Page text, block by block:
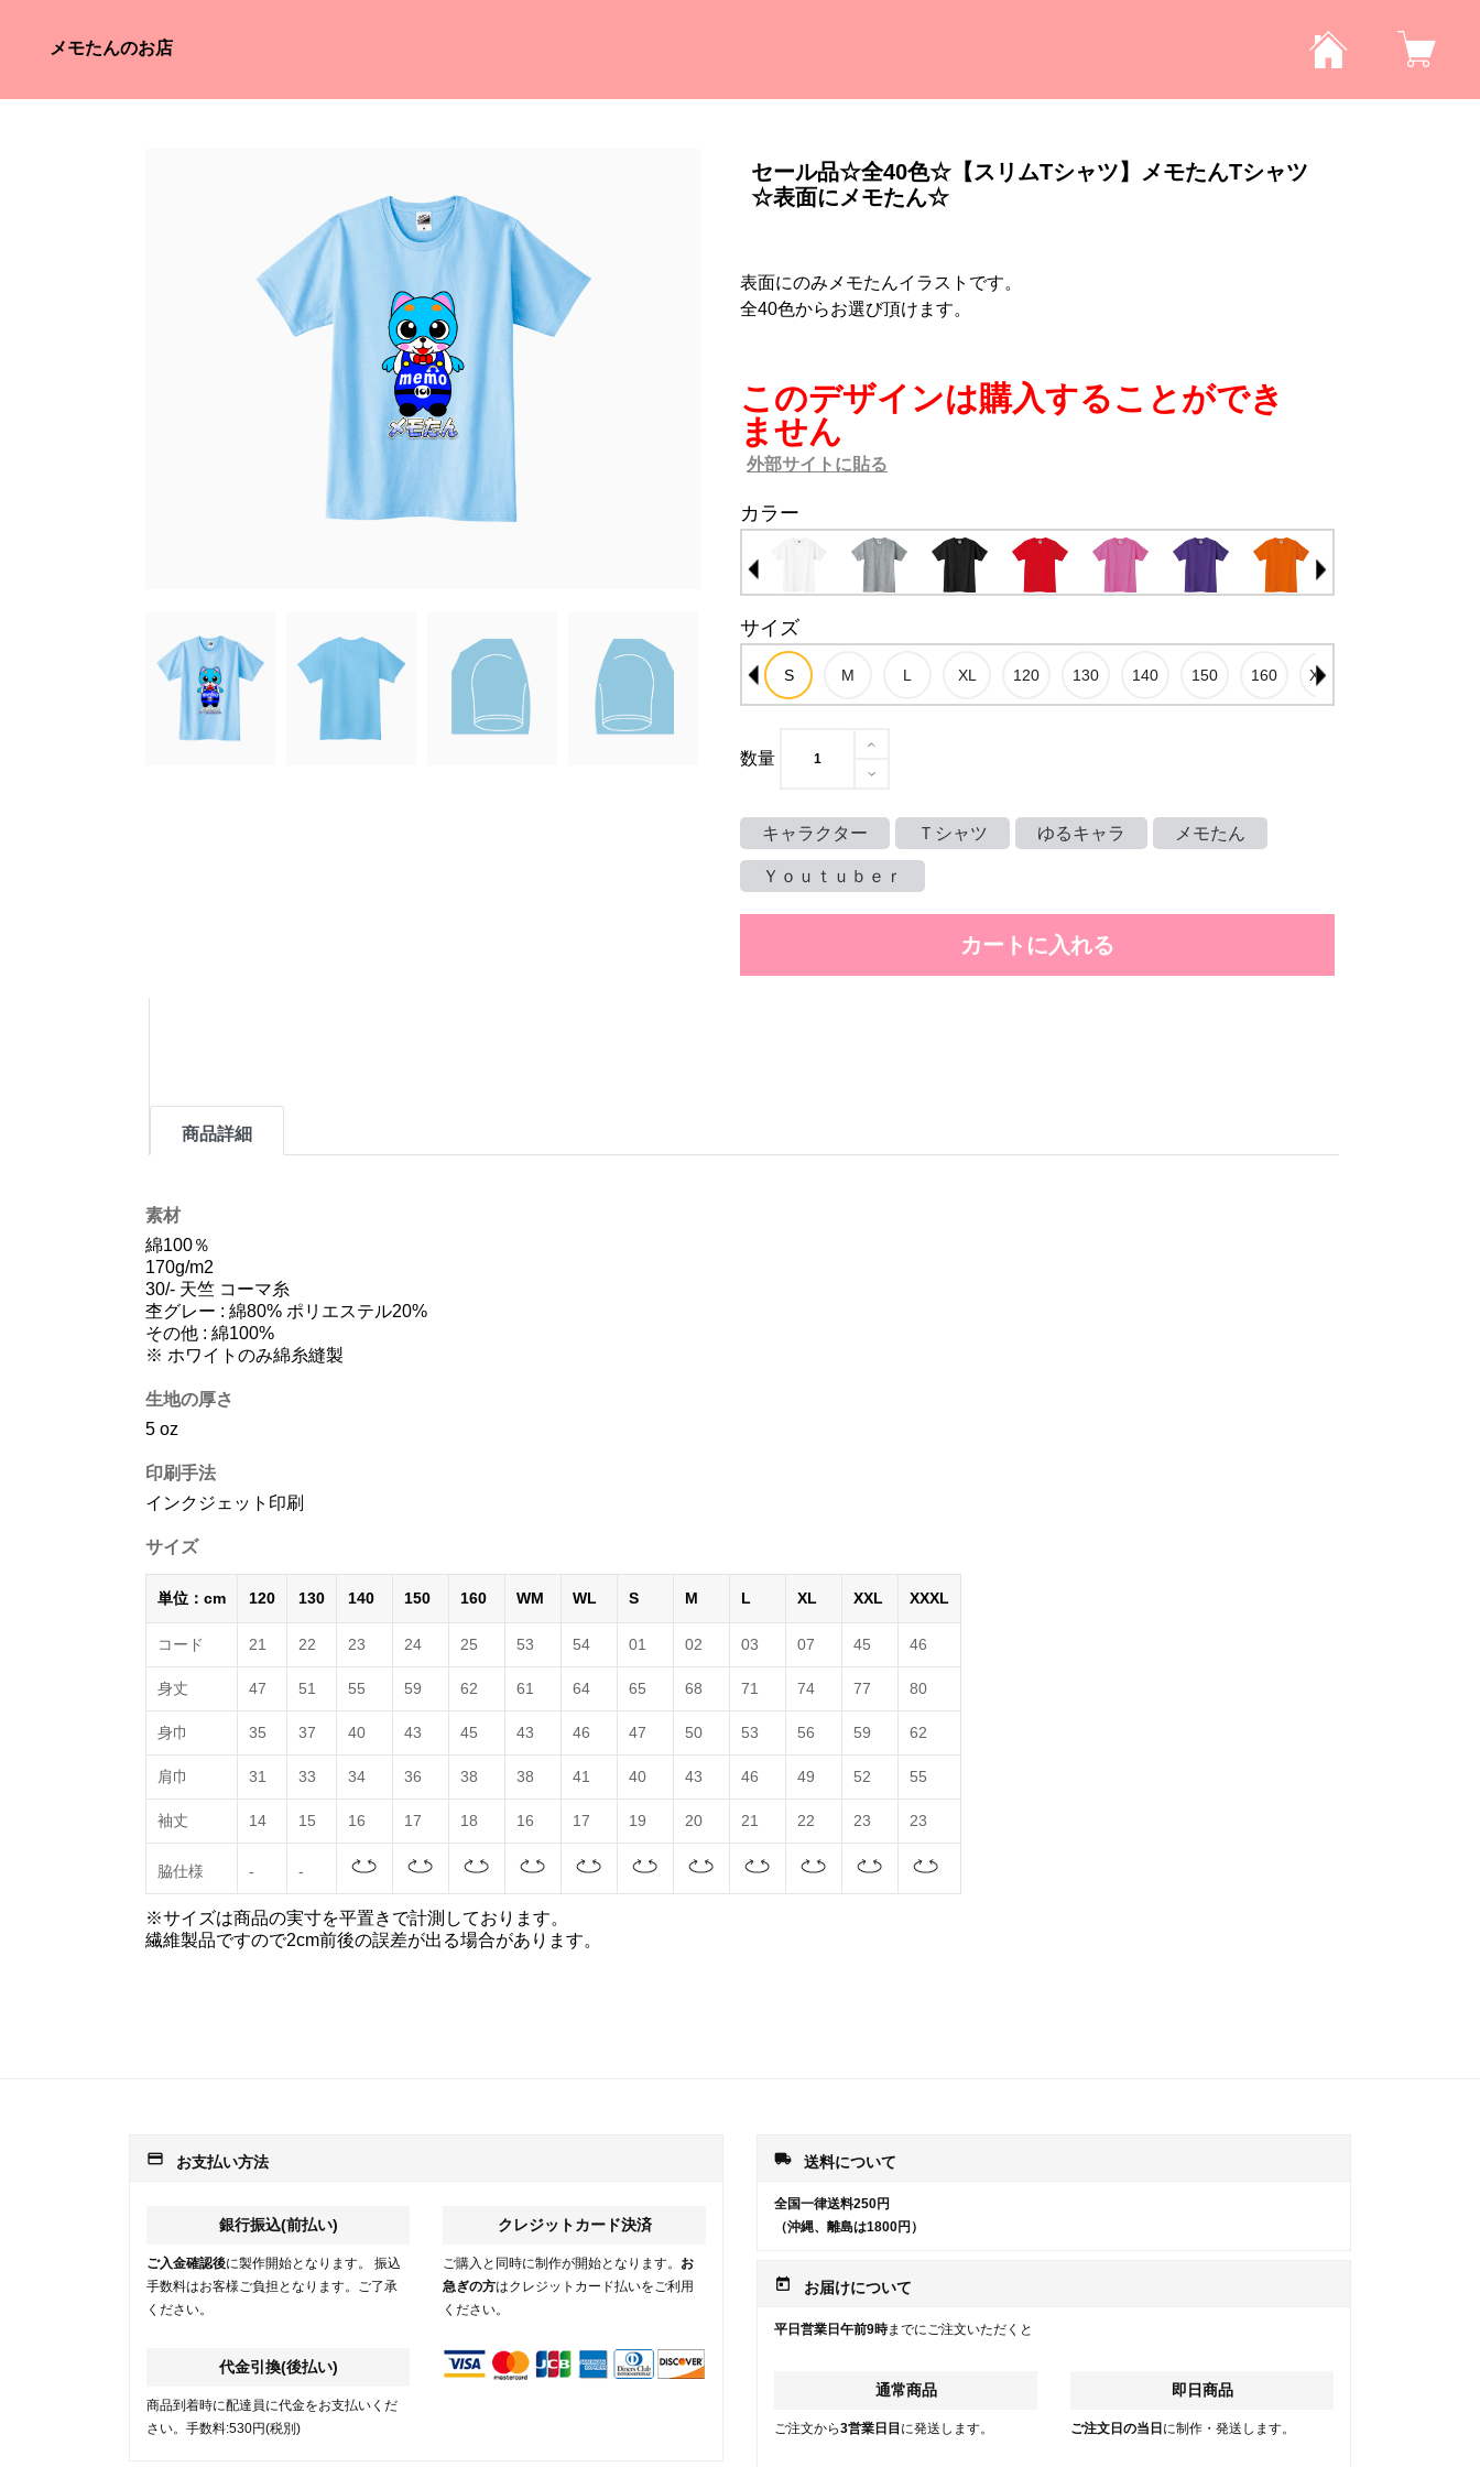
メモたんのお店
セール品☆全40色☆【スリムTシャツ】メモたんTシャツ
☆表面にメモたん☆
表面にのみメモたんイラストです。
全40色からお選び頂けます。
このデザインは購入することができ
ません
外部サイトに貼る
カラー
サイズ
数量
キャラクター Ｔシャツ ゆるキャラ メモたん
Ｙｏｕｔｕｂｅｒ
カートに入れる
商品詳細
素材
綿100％
170g/m2
30/- 天竺 コーマ糸
杢グレー : 綿80% ポリエステル20%
その他 : 綿100%
※ ホワイトのみ綿糸縫製
生地の厚さ
5 oz
印刷手法
インクジェット印刷
サイズ
単位：cm 120 130 140 150 160 WM WL S M L XL XXL XXXL
コード 21 22 23 24 25 53 54 01 02 03 07 45 46
身丈 47 51 55 59 62 61 64 65 68 71 74 77 80
身巾 35 37 40 43 45 43 46 47 50 53 56 59 62
肩巾 31 33 34 36 38 38 41 40 43 46 49 52 55
袖丈 14 15 16 17 18 16 17 19 20 21 22 23 23
脇仕様 - -
※サイズは商品の実寸を平置きで計測しております。
繊維製品ですので2cm前後の誤差が出る場合があります。
payment お支払い方法
銀行振込(前払い)
ご入金確認後に製作開始となります。 振込
手数料はお客様ご負担となります。ご了承
ください。
代金引換(後払い)
商品到着時に配達員に代金をお支払いくだ
さい。手数料:530円(税別)
クレジットカード決済
ご購入と同時に制作が開始となります。 お
急ぎの方はクレジットカード払いをご利用
ください。
local_shipping 送料について
全国一律送料250円
（沖縄、離島は1800円）
today お届けについて
平日営業日午前9時までにご注文いただくと
通常商品
ご注文から3営業日目 に発送します。
即日商品
ご注文日の当日 に制作・発送します。